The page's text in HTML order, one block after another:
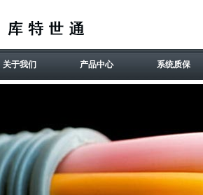
关于我们 产品中心 系统质保